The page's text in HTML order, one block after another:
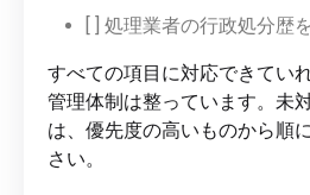
[ ] 処理業者の行政処分歴
すべての項目に対応できてい
管理体制は整っています。未
は、優先度の高いものから順
さい。